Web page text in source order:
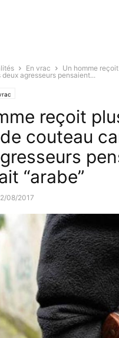
En vrac
Un homme
agresseurs pensaient...
reçoit
couteau
“arabe”
08/2017